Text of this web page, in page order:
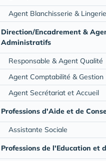
Agent Blanchisserie & Lingerie
Direction/Encadrement &
Administratifs
Responsable & Agent Qualité
Agent Comptabilité & Gestion
Agent Secrétariat et Accueil
Professions d'Aide et de
Assistante Sociale
Professions de l'Education et